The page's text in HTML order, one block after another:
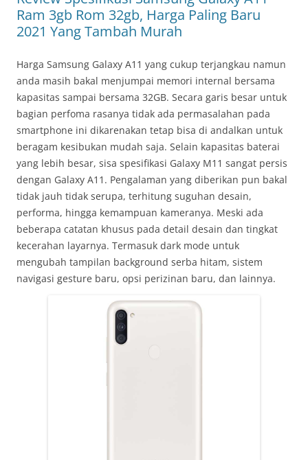
Ram 3gb Rom 32gb, Harga Paling Baru
2021 Yang Tambah Murah
Harga Samsung Galaxy A11 yang cukup terjangkau namun
anda masih bakal menjumpai memori internal bersama
kapasitas sampai bersama 32GB. Secara garis besar untuk
bagian perfoma rasanya tidak ada permasalahan pada
smartphone ini dikarenakan tetap bisa di andalkan untuk
beragam kesibukan mudah saja. Selain kapasitas baterai
yang lebih besar, sisa spesifikasi Galaxy M11 sangat persis
dengan Galaxy A11. Pengalaman yang diberikan pun bakal
tidak jauh tidak serupa, terhitung suguhan desain,
performa, hingga kemampuan kameranya. Meski ada
beberapa catatan khusus pada detail desain dan tingkat
kecerahan layarnya. Termasuk dark mode untuk
mengubah tampilan background serba hitam, sistem
navigasi gesture baru, opsi perizinan baru, dan lainnya.